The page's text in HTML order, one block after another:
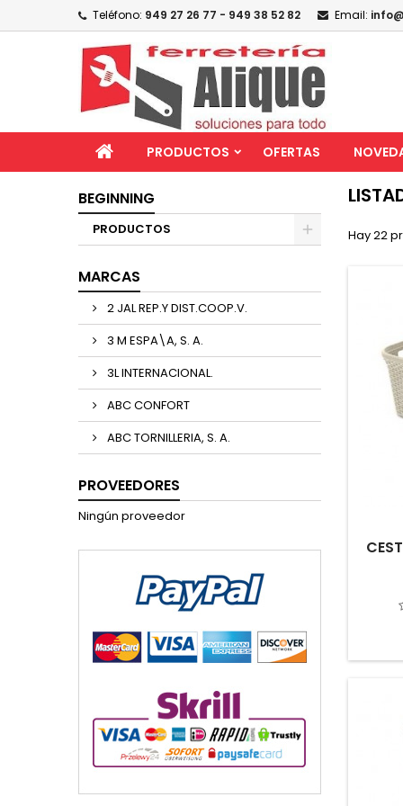
Teléfono: 949 27 26 77 - 949 38 52 82 Email:
PRODUCTOS OFERTAS
BEGINNING
PRODUCTOS
MARCAS
2 JAL REP.Y DIST.COOP.V.
3 M ESPA\A, S. A.
3L INTERNACIONAL.
ABC CONFORT
ABC TORNILLERIA, S. A.
PROVEEDORES
Ningún proveedor
Hay 22